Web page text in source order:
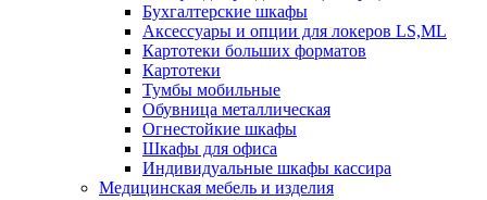
Бухгалтерские шкафы
Аксессуары и опции для локеров LS,ML
Картотеки больших форматов
Картотеки
Тумбы мобильные
Обувница металлическая
Огнестойкие шкафы
Шкафы для офиса
Индивидуальные шкафы кассира
Медицинская мебель и изделия